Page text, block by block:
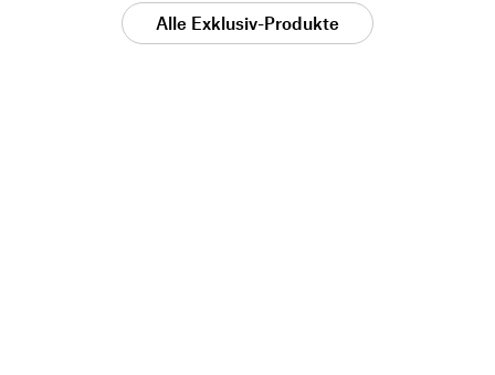
Alle Exklusiv-Produkte